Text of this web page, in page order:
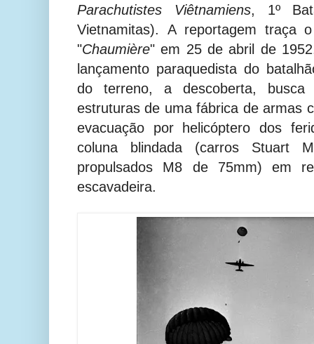
Parachutistes Viêtnamiens, 1º
Vietnamitas). A reportagem traça
"Chaumière" em 25 de abril de
lançamento paraquedista do
do terreno, a descoberta,
estruturas de uma fábrica de armas
evacuação por helicóptero dos
coluna blindada (carros Stuart
propulsados M8 de 75mm) em
escavadeira.